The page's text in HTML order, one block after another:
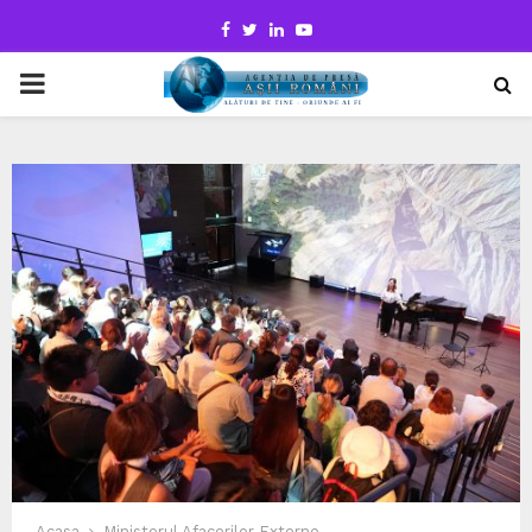
Facebook
TwitterLinkedinYoutube
PRIMARY